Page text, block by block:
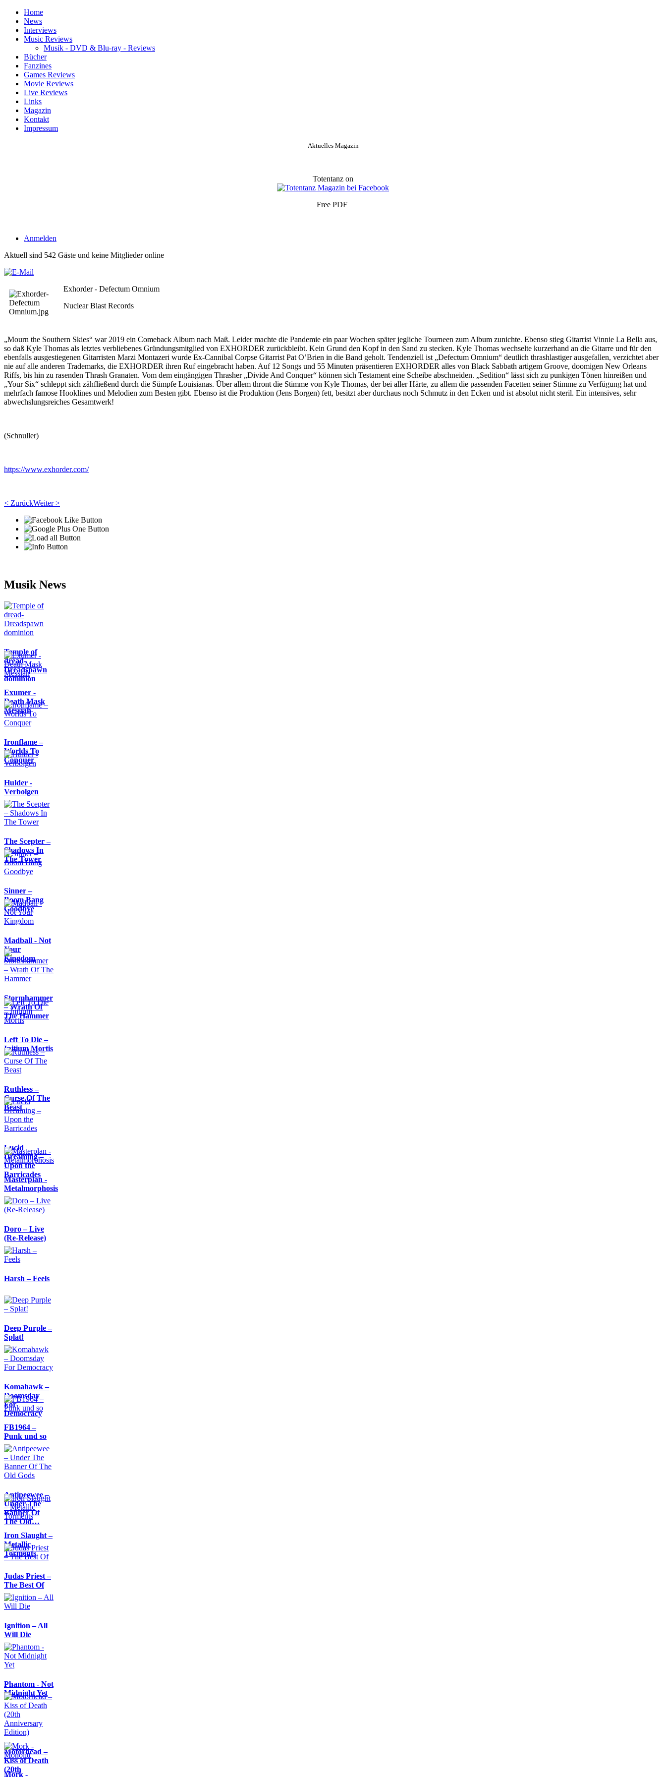
Home
News
Interviews
Music Reviews
Musik - DVD & Blu-ray - Reviews
Bücher
Fanzines
Games Reviews
Movie Reviews
Live Reviews
Links
Magazin
Kontakt
Impressum
Aktuelles Magazin
Totentanz on
Free PDF
Anmelden
Aktuell sind 542 Gäste und keine Mitglieder online
Exhorder - Defectum Omnium
Nuclear Blast Records
„Mourn the Southern Skies“ war 2019 ein Comeback Album nach Maß. Leider machte die Pandemie ein paar Wochen später jegliche Tourneen zum Album zunichte. Ebenso stieg Gitarrist Vinnie La Bella aus,
so daß Kyle Thomas als letztes verbliebenes Gründungsmitglied von EXHORDER zurückbleibt. Kein Grund den Kopf in den Sand zu stecken. Kyle Thomas wechselte kurzerhand an die Gitarre und für den
ebenfalls ausgestiegenen Gitarristen Marzi Montazeri wurde Ex-Cannibal Corpse Gitarrist Pat O’Brien in die Band geholt. Tendenziell ist „Defectum Omnium“ deutlich thrashlastiger ausgefallen, verzichtet aber
nie auf alle anderen Trademarks, die EXHORDER ihren Ruf eingebracht haben. Auf 12 Songs und 55 Minuten präsentieren EXHORDER alles von Black Sabbath artigem Groove, doomigen New Orleans
Riffs, bis hin zu rasenden Thrash Granaten. Vom dem eingängigen Thrasher „Divide And Conquer“ können sich Testament eine Scheibe abschneiden. „Sedition“ lässt sich zu punkigen Tönen hinreißen und
„Your Six“ schleppt sich zähfließend durch die Sümpfe Louisianas. Über allem thront die Stimme von Kyle Thomas, der bei aller Härte, zu allem die passenden Facetten seiner Stimme zu Verfügung hat und
mehrfach famose Hooklines und Melodien zum Besten gibt. Ebenso ist die Produktion (Jens Borgen) fett, besitzt aber durchaus noch Schmutz in den Ecken und ist absolut nicht steril. Ein intensives, sehr
abwechslungsreiches Gesamtwerk!
(Schnuller)
https://www.exhorder.com/
< ZurückWeiter >
Musik News
Temple of
dread-
Dreadspawn
dominion
Exumer -
Death Mask
Messiah
Ironflame –
Worlds To
Conquer
Hulder -
Verbolgen
The Scepter –
Shadows In
The Tower
Sinner –
Boom Bang
Goodbye
Madball - Not
Your
Kingdom
Stormhammer
– Wrath Of
The Hammer
Left To Die –
Initium Mortis
Ruthless –
Curse Of The
Beast
Lucid
Dreaming –
Upon the
Barricades
Masterplan -
Metalmorphosis
Doro – Live
(Re-Release)
Harsh – Feels
Deep Purple –
Splat!
Komahawk –
Doomsday
For
Democracy
FB1964 –
Punk und so
Antipeewee –
Under The
Banner Of
The Old…
Iron Slaught –
Metallic
Torments
Judas Priest –
The Best Of
Ignition – All
Will Die
Phantom - Not
Midnight Yet
Motörhead –
Kiss of Death
(20th
Mork -